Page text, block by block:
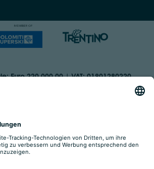
Euro 220.000,00 | VAT: 01901280220
ORGANIZZAZIONE TRASPARENTE